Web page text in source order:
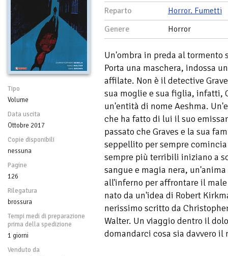
Tipo
Volume
Data uscita
Ottobre 2017
Copie disponibili
nessuna
Pagine
126
Rilegatura
brossura
Tempi medi di preparazione
prima della spedizione
1 giorni
Venduto da
Reparto
Horror. Fumetti
Genere
Horror
Un'ombra in preda al tormento
Porta una maschera, indossa
affilate. Non è il detective
sua moglie e sua figlia, infatti,
un'entità di nome Aeshma.
che ha fatto di lui il suo
passato che Graves e la sua
seppellito per sempre
sempre più terribili iniziano a
sangue e magia nera,
all'inferno per affrontare il
nato da un'idea di Robert
nerissimo scritto da
Walter. Un viaggio dentro il
domandarci cosa sia davvero il